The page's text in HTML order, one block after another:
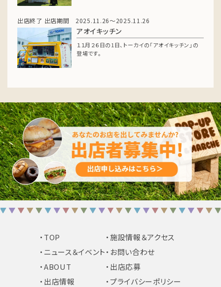
出店終了 出店期間 2025.11.26～2025.11.26
アオイキッチン
１１月２６日の1日、トーカイの「アオイキッチン」の
登場です。
・TOP
・ニュース＆イベント
・ABOUT
・出店情報
・施設情報＆アクセス
・お問い合わせ
・出店応募
・プライバシーポリシー